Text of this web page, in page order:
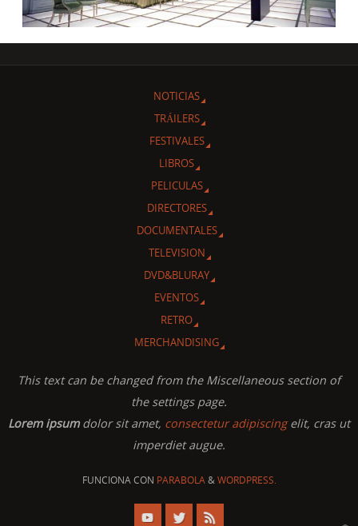
NOTICIAS
TRÁILERS
FESTIVALES
LIBROS
PELICULAS
DIRECTORES
DOCUMENTALES
TELEVISION
DVD&BLURAY
EVENTOS
RETRO
MERCHANDISING
This text can be changed from the Miscellaneous section of
the settings page.
Lorem ipsumdolor sit amet, consectetur adipiscingelit, cras ut
imperdiet augue.
FUNCIONA CON PARABOLA&WORDPRESS.